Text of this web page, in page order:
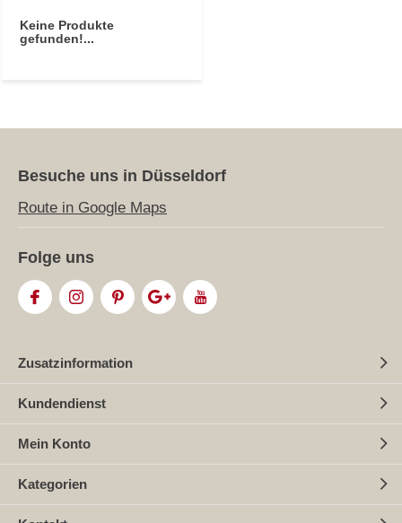
Keine Produkte
gefunden!...
Besuche uns in Düsseldorf
Route in Google Maps
Folge uns
Zusatzinformation
Kundendienst
Mein Konto
Kategorien